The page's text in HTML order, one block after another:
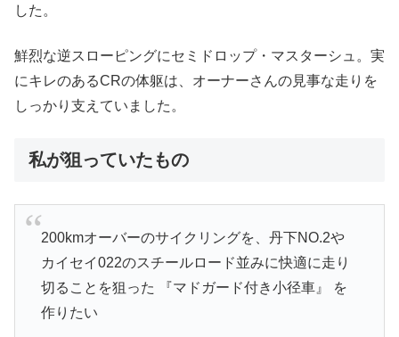
した。
鮮烈な逆スローピングにセミドロップ・マスターシュ。実
にキレのあるCRの体躯は、オーナーさんの見事な走りを
しっかり支えていました。
私が狙っていたもの
200kmオーバーのサイクリングを、丹下NO.2や
カイセイ022のスチールロード並みに快適に走り
切ることを狙った 『マドガード付き小径車』 を
作りたい